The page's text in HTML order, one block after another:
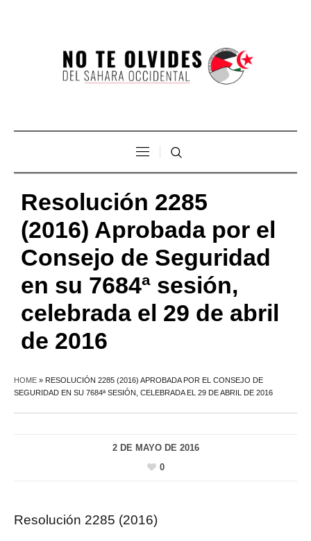
Resolución 2285
(2016) Aprobada por el
Consejo de Seguridad
en su 7684ª sesión,
celebrada el 29 de abril
de 2016
HOME » RESOLUCIÓN 2285 (2016) APROBADA POR EL CONSEJO DE
SEGURIDAD EN SU 7684ª SESIÓN, CELEBRADA EL 29 DE ABRIL DE 2016
2 DE MAYO DE 2016
0
Resolución 2285 (2016)